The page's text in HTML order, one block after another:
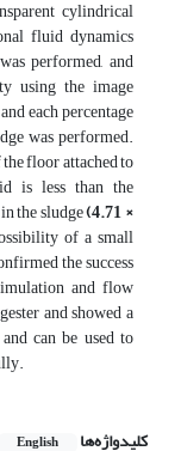
cylindrical
fluid dynamics
performed, and
using the image
each percentage
was performed.
floor attached to
is less than the
the sludge(4.71 ×
of a small
the success
and flow
and showed a
can be used to
کلیدواژه‌ها English